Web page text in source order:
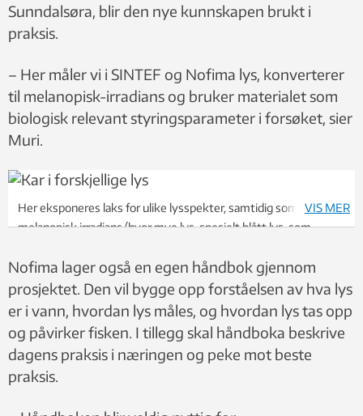
Sunndalsøra, blir den nye kunnskapen brukt i
praksis.
– Her måler vi i SINTEF og Nofima lys, konverterer
til melanopisk-irradians og bruker materialet som
biologisk relevant styringsparameter i forsøket, sier
Muri.
Her eksponeres laks for ulike lysspekter, samtidig som
melanopisk irradians (hvor mye lys, spesielt blått lys, som
det mulig å sammenligne lysbehandlingene.Foto: Nofima
VIS MER
Nofima lager også en egen håndbok gjennom
prosjektet. Den vil bygge opp forståelsen av hva lys
er i vann, hvordan lys måles, og hvordan lys tas opp
og påvirker fisken. I tillegg skal håndboka beskrive
dagens praksis i næringen og peke mot beste
praksis.